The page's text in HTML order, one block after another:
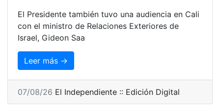
El Presidente también tuvo una audiencia en Cali
con el ministro de Relaciones Exteriores de
Israel, Gideon Saa
Leer más →
07/08/26 El Independiente :: Edición Digital